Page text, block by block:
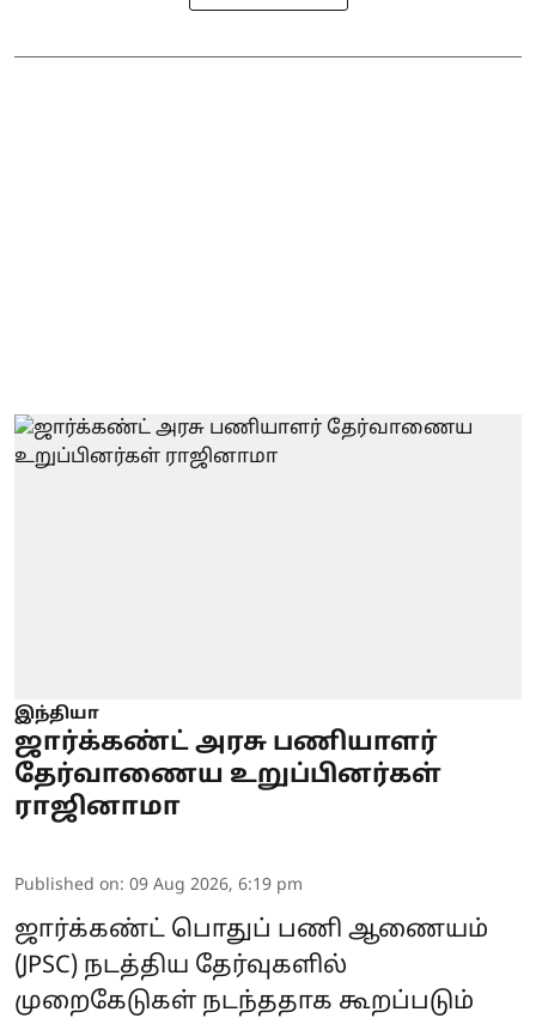
இந்தியா
ஜார்க்கண்ட் அரசு பணியாளர்
தேர்வாணைய உறுப்பினர்கள்
ராஜினாமா
Published on: 09 Aug 2026, 6:19 pm
ஜார்க்கண்ட் பொதுப் பணி ஆணையம்
(JPSC) நடத்திய தேர்வுகளில்
முறைகேடுகள் நடந்ததாக கூறப்படும்